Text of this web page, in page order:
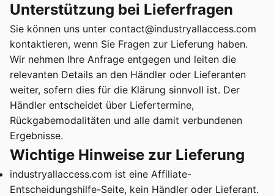
Unterstützung bei Lieferfragen
Sie können uns unter contact@industryallaccess.com
kontaktieren, wenn Sie Fragen zur Lieferung haben.
Wir nehmen Ihre Anfrage entgegen und leiten die
relevanten Details an den Händler oder Lieferanten
weiter, sofern dies für die Klärung sinnvoll ist. Der
Händler entscheidet über Liefertermine,
Rückgabemodalitäten und alle damit verbundenen
Ergebnisse.
Wichtige Hinweise zur Lieferung
industryallaccess.com ist eine Affiliate-
Entscheidungshilfe-Seite, kein Händler oder Lieferant.